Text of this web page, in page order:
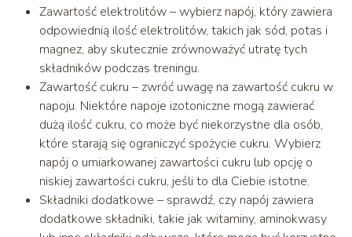
Zawartość elektrolitów – wybierz napój, który zawiera
odpowiednią ilość elektrolitów, takich jak sód, potas i
magnez, aby skutecznie zrównoważyć utratę tych
składników podczas treningu.
Zawartość cukru – zwróć uwagę na zawartość cukru w
napoju. Niektóre napoje izotoniczne mogą zawierać
dużą ilość cukru, co może być niekorzystne dla osób,
które starają się ograniczyć spożycie cukru. Wybierz
napój o umiarkowanej zawartości cukru lub opcję o
niskiej zawartości cukru, jeśli to dla Ciebie istotne.
Składniki dodatkowe – sprawdź, czy napój zawiera
dodatkowe składniki, takie jak witaminy, aminokwasy